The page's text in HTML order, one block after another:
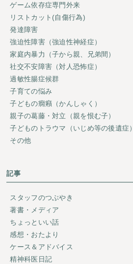
ゲーム依存症専門外来
リストカット(自傷行為)
発達障害
強迫性障害（強迫性神経症）
家庭内暴力（子から親、兄弟間）
社交不安障害（対人恐怖症）
過敏性腸症候群
子育ての悩み
子どもの癇癪（かんしゃく）
親子の葛藤・対立（親を恨む子）
子どものトラウマ（いじめ等の後遺症）
その他
記事
スタッフのつぶやき
著書・メディア
ちょっといい話
感想・おたより
ケース＆アドバイス
精神科医日記